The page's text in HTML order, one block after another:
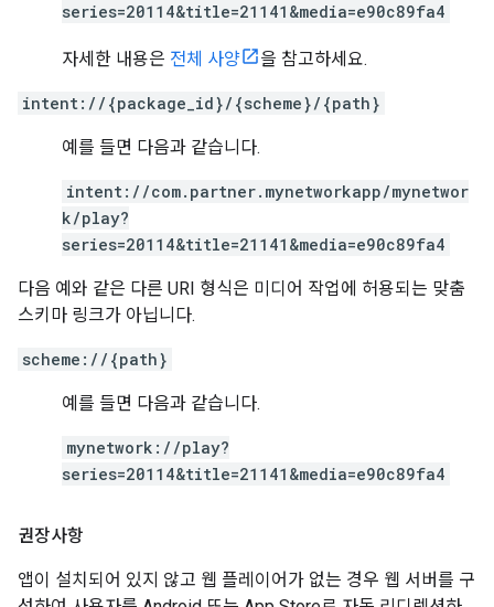
series=20114&title=21141&media=e90c89fa4
자세한 내용은 전체 사양 을 참고하세요.
intent://{package_id}/{scheme}/{path}
예를 들면 다음과 같습니다.
intent://com.partner.mynetworkapp/mynetwor
k/play?
series=20114&title=21141&media=e90c89fa4
다음 예와 같은 다른 URI 형식은 미디어 작업에 허용되는 맞춤
스키마 링크가 아닙니다.
scheme://{path}
예를 들면 다음과 같습니다.
mynetwork://play?
series=20114&title=21141&media=e90c89fa4
권장사항
앱이 설치되어 있지 않고 웹 플레이어가 없는 경우 웹 서버를 구